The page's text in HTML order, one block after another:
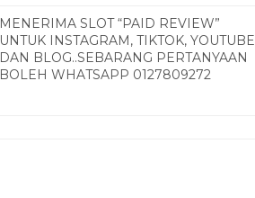
MENERIMA SLOT “PAID REVIEW”
UNTUK INSTAGRAM, TIKTOK, YOUTUBE
DAN BLOG..SEBARANG PERTANYAAN
BOLEH WHATSAPP 0127809272